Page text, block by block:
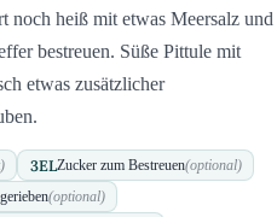
noch heiß mit etwas Meersalz und
bestreuen. Süße Pittule mit
etwas zusätzlicher
3ELZucker zum Bestreuen(optional)
(optional)